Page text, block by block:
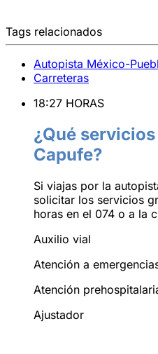
Tags relacionados
Autopista México-
Carreteras
18:27 HORAS
¿Qué
Capufe?
Si viajas por la
solicitar los servicios
horas en el 074 o a la
Auxilio vial
Atención a
Atención
Ajustador